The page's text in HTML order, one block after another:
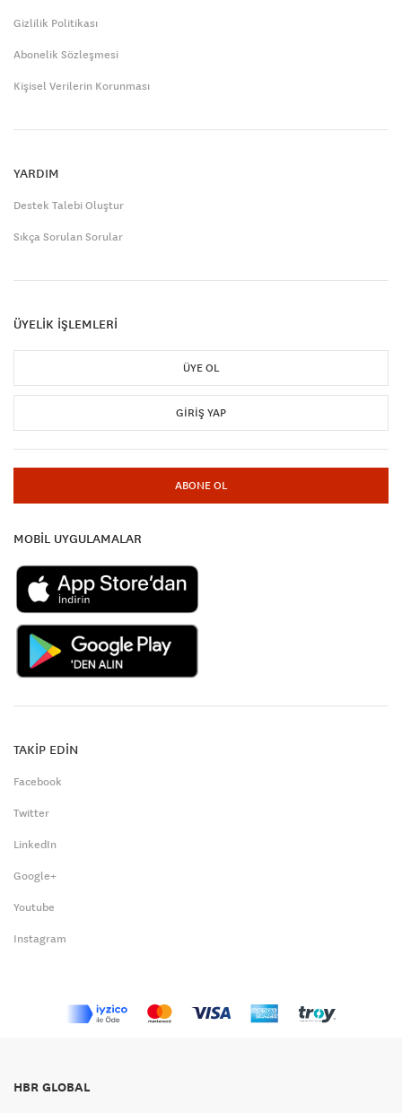
Gizlilik Politikası
Abonelik Sözleşmesi
Kişisel Verilerin Korunması
YARDIM
Destek Talebi Oluştur
Sıkça Sorulan Sorular
ÜYELİK İŞLEMLERİ
ÜYE OL
GIRIŞ YAP
ABONE OL
MOBİL UYGULAMALAR
TAKİP EDİN
Facebook
Twitter
LinkedIn
Google+
Youtube
Instagram
HBR GLOBAL